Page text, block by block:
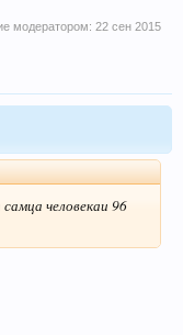
модератором: 22 сен 2015
человекаи 96